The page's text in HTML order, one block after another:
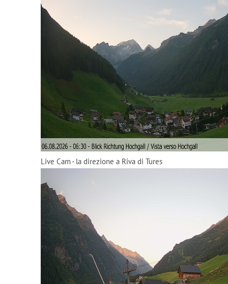
Live Cam - la direzione a Riva di Tures